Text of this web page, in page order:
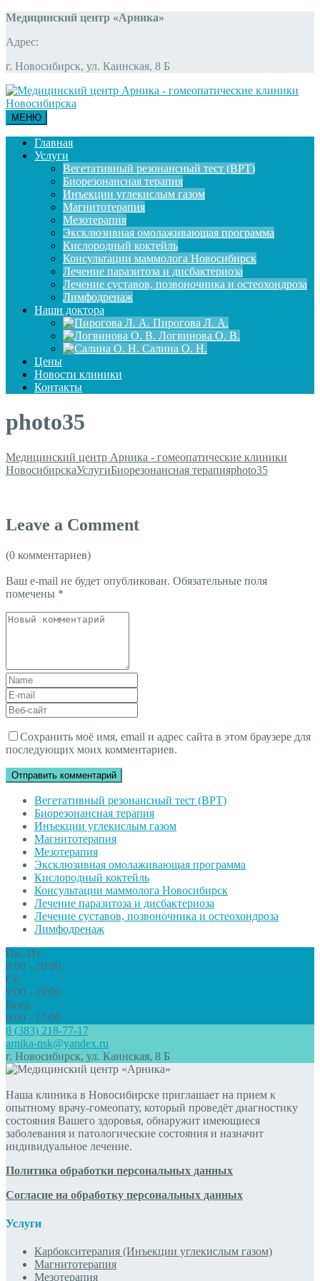
Медицинский центр «Арника»
Адрес:
г. Новосибирск, ул. Каинская, 8 Б
МЕНЮ
Главная
Услуги
Вегетативный резонансный тест (ВРТ)
Биорезонансная терапия
Инъекции углекислым газом
Магнитотерапия
Мезотерапия
Эксклюзивная омолаживающая программа
Кислородный коктейль
Консультации маммолога Новосибирск
Лечение паразитоза и дисбактериоза
Лечение суставов, позвоночника и остеохондроза
Лимфодренаж
Наши доктора
Пирогова Л. А.
Логвинова О. В.
Салина О. Н.
Цены
Новости клиники
Контакты
photo35
Медицинский центр Арника - гомеопатические клиники
НовосибирскаУслугиБиорезонансная терапияphoto35
Leave a Comment
(0 комментариев)
Ваш e-mail не будет опубликован. Обязательные поля
помечены *
Ваш
Имя
и
фамилия*
Адрес
эл.
почты*
Веб-
сайт
Сохранить моё имя, email и адрес сайта в этом браузере для
последующих моих комментариев.
Вегетативный резонансный тест (ВРТ)
Биорезонансная терапия
Инъекции углекислым газом
Магнитотерапия
Мезотерапия
Эксклюзивная омолаживающая программа
Кислородный коктейль
Консультации маммолога Новосибирск
Лечение паразитоза и дисбактериоза
Лечение суставов, позвоночника и остеохондроза
Лимфодренаж
Пн.-Пт.
8:00 - 20:00
Сб.
9:00 - 19:00
Вскр.
9:00 - 17:00
8 (383) 218-77-17
arnika-nsk@yandex.ru
г. Новосибирск, ул. Каинская, 8 Б
Наша клиника в Новосибирске приглашает на прием к
опытному врачу-гомеопату, который проведёт диагностику
состояния Вашего здоровья, обнаружит имеющиеся
заболевания и патологические состояния и назначит
индивидуальное лечение.
Политика обработки персональных данных
Согласие на обработку персональных данных
Услуги
Карбокситерапия (Инъекции углекислым газом)
Магнитотерапия
Мезотерапия